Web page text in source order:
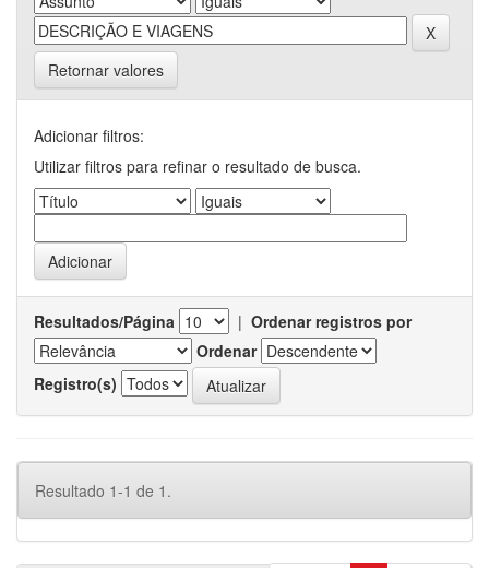
Retornar valores
Adicionar filtros:
Utilizar filtros para refinar o resultado de busca.
Resultados/Página | Ordenar registros por
Ordenar
Registro(s)
Resultado 1-1 de 1.